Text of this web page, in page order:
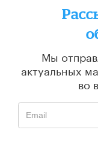
Мы
актуальных
во